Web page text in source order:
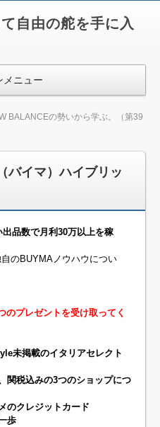
自由の舵を手に入
ニュー
BALANCEの勢いから学ぶ。（第39
バイマ）ハイブリッ
品数で月利30万以上を稼
のBUYMAノウハウについ
のプレゼントを受け取ってく
未掲載のイタリアセレクト
関税込みの3つのショップにつ
のクレジットカード
歩